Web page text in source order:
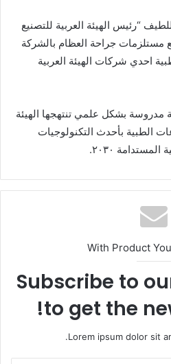
“رئيس الهيئة العربية للتصنيع
مستلزمات جراحة العظام بالشركة
احدي شركات الهيئة العربية
بشكل علمي تنتهجها الهيئة
الطبية بأحدث التكنولوجيات
٢٠٣٠.
With Product
Subscribe to
to get the
Lorem ipsum dolor sit